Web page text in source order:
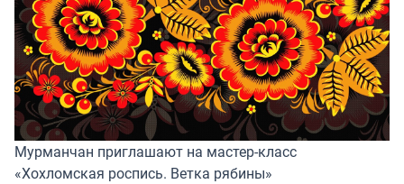
Мурманчан приглашают на мастер-класс
«Хохломская роспись. Ветка рябины»